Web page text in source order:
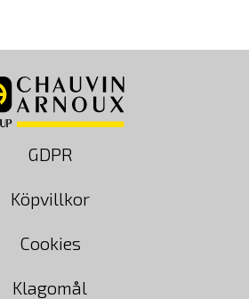
GDPR
Köpvillkor
Cookies
Klagomål